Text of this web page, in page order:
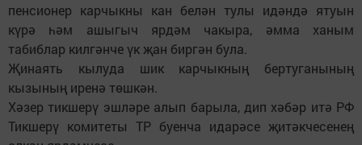
пенсионер карчыкны кан белән тулы идәндә ятуын
күрә һәм ашыгыч ярдәм чакыра, әмма ханым
табиблар килгәнче үк җан биргән була.
Җинаять кылуда шик карчыкның бертуганының
кызының иренә төшкән.
Хәзер тикшерү эшләре алып барыла, дип хәбәр итә РФ
Тикшерү комитеты ТР буенча идарәсе җитәкчесенең